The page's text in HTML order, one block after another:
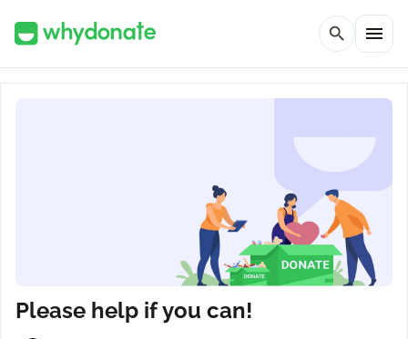
search menu
Please help if you can!